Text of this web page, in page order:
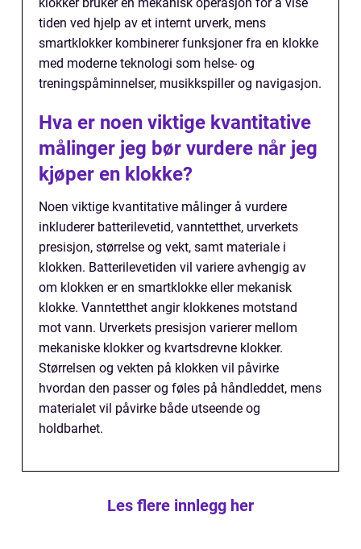
tiden ved hjelp av et internt urverk, mens
smartklokker kombinerer funksjoner fra en klokke
med moderne teknologi som helse- og
treningspåminnelser, musikkspiller og navigasjon.
Hva er noen viktige kvantitative
målinger jeg bør vurdere når jeg
kjøper en klokke?
Noen viktige kvantitative målinger å vurdere
inkluderer batterilevetid, vanntetthet, urverkets
presisjon, størrelse og vekt, samt materiale i
klokken. Batterilevetiden vil variere avhengig av
om klokken er en smartklokke eller mekanisk
klokke. Vanntetthet angir klokkenes motstand
mot vann. Urverkets presisjon varierer mellom
mekaniske klokker og kvartsdrevne klokker.
Størrelsen og vekten på klokken vil påvirke
hvordan den passer og føles på håndleddet, mens
materialet vil påvirke både utseende og
holdbarhet.
Les flere innlegg her